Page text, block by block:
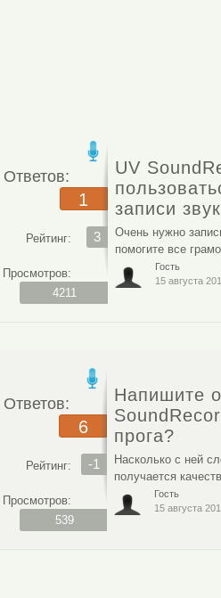
Ответов:
1
Рейтинг: 3
Просмотров:
4211
UV
записи
Очень нужно
помогите все
Гость
15 августа
Ответов:
6
Рейтинг: -1
Просмотров:
539
Напишите
прога?
Насколько с ней
получается
Гость
15 августа